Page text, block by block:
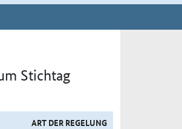
Stichtag
ART DER REGELUNG